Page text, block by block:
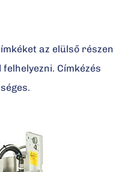
az elülső részen
Címkézés